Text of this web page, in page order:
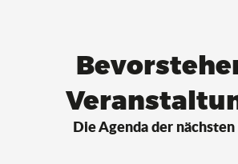
Die Agenda der nächsten